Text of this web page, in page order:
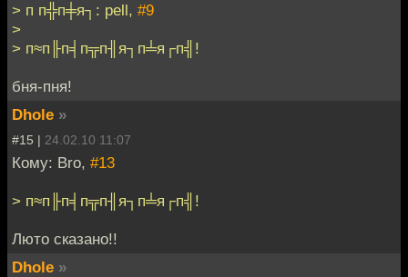
> п п╬п╪я┐: pell, #9
>
> п≈п╟п╡п╦п╢я┐п╧я┌п╣!
бня-пня!
Dhole »
#15 | 24.02.10 11:07
Кому: Bro, #13
> п≈п╟п╡п╦п╢я┐п╧я┌п╣!
Люто сказано!!
Dhole »